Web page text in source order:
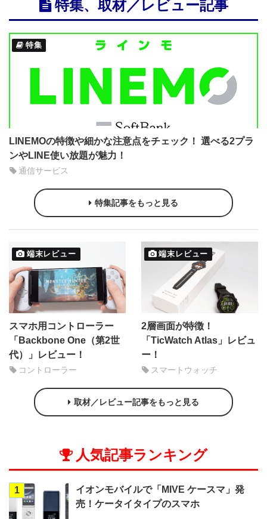
特集、取材／レビュー記事
特集
LINEMOの特徴や細かな注意点をチェック！ 選べる2プラ
ンやLINE使い放題が魅力！
通信サービス
特集記事をもっと見る
端末レビュー
スマホ用コントローラー
「Backbone One（第2世
代）」レビュー！
コントローラー
端末レビュー
2層画面が特徴！
「TicWatch Atlas」レビュ
ー！
スマートウォッチ
取材／レビュー記事をもっと見る
人気記事ランキング
1
イオンモバイルで「MIVE ケースマ」発
売！ケータイタイプのスマホ